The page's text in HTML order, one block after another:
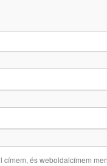
címem, és weboldalcímem